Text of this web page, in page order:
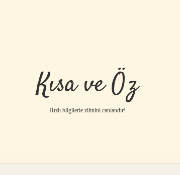
Kısa ve Öz
Hızlı bilgilerle zihnini canlandır!